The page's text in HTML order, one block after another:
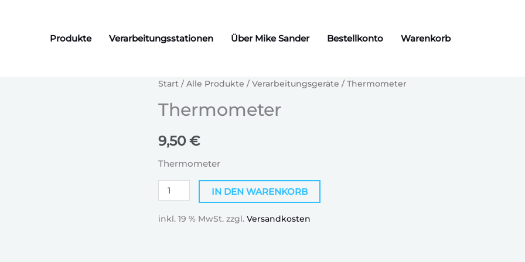
Produkte Verarbeitungsstationen Über Mike Sander Bestellkonto Warenkorb
Start / Alle Produkte / Verarbeitungsgeräte / Thermometer
Thermometer
9,50€
Thermometer
Thermometer
Menge
IN DEN WARENKORB
inkl. 19 % MwSt. zzgl. Versandkosten